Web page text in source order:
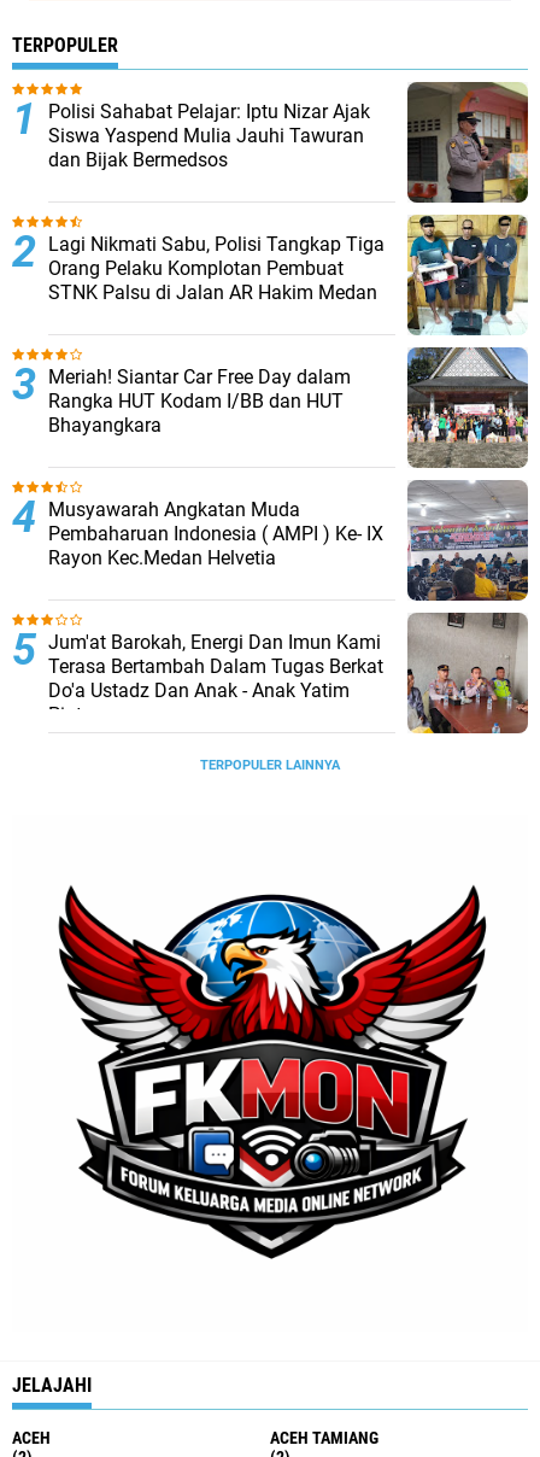
TERPOPULER
Polisi Sahabat Pelajar: Iptu Nizar Ajak
Siswa Yaspend Mulia Jauhi Tawuran
dan Bijak Bermedsos
Lagi Nikmati Sabu, Polisi Tangkap Tiga
Orang Pelaku Komplotan Pembuat
STNK Palsu di Jalan AR Hakim Medan
Meriah! Siantar Car Free Day dalam
Rangka HUT Kodam I/BB dan HUT
Bhayangkara
Musyawarah Angkatan Muda
Pembaharuan Indonesia ( AMPI ) Ke- IX
Rayon Kec.Medan Helvetia
Jum'at Barokah, Energi Dan Imun Kami
Terasa Bertambah Dalam Tugas Berkat
Do'a Ustadz Dan Anak - Anak Yatim
Piatu
TERPOPULER LAINNYA
JELAJAHI
ACEH
ACEH TAMIANG